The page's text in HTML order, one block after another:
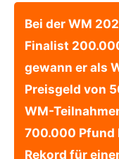
Bei der WM
Finalist
gewann er als
Preisgeld von
WM-
700.000 Pfund
Rekord für